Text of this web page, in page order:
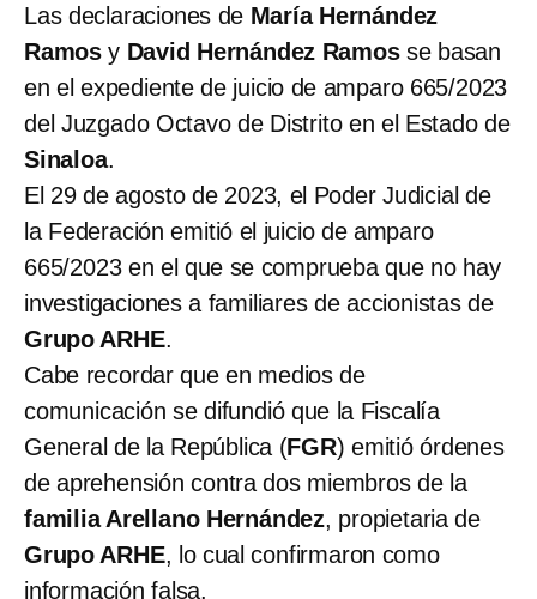
Las declaraciones de María Hernández
Ramos y David Hernández Ramosse basan
en el expediente de juicio de amparo 665/2023
del Juzgado Octavo de Distrito en el Estado de
Sinaloa.
El 29 de agosto de 2023, el Poder Judicial de
la Federación emitió el juicio de amparo
665/2023 en el que se comprueba que no hay
investigaciones a familiares de accionistas de
Grupo ARHE.
Cabe recordar que en medios de
comunicación se difundió que la Fiscalía
General de la República (FGR) emitió órdenes
de aprehensión contra dos miembros de la
familia Arellano Hernández, propietaria de
Grupo ARHE, lo cual confirmaron como
información falsa.